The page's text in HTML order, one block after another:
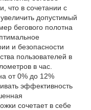
что в сочетании с
допустимый
бегового полотна
и безопасности
пользователей в
в час.
от 0% до 12%
эффективность
сочетает в себе